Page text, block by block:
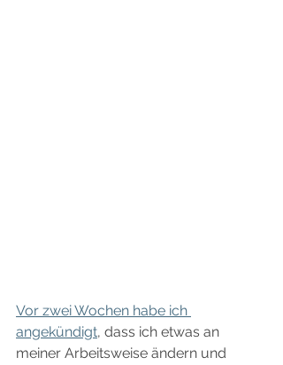
Vor zwei Wochen habe ich
angekündigt, dass ich etwas an
meiner Arbeitsweise ändern und